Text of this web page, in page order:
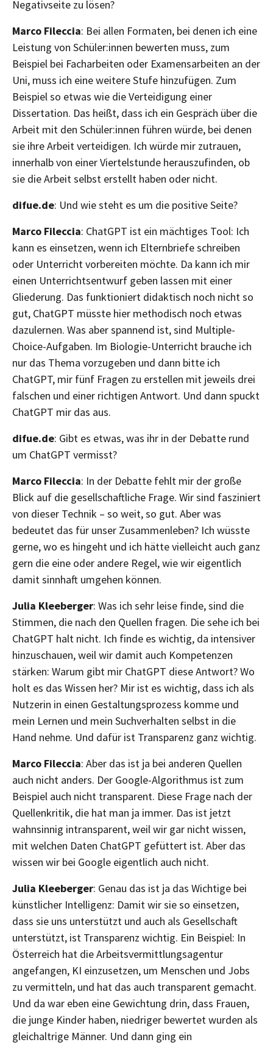
Negativseite zu lösen?
Marco Fileccia: Bei allen Formaten, bei denen ich eine
Leistung von Schüler:innen bewerten muss, zum
Beispiel bei Facharbeiten oder Examensarbeiten an der
Uni, muss ich eine weitere Stufe hinzufügen. Zum
Beispiel so etwas wie die Verteidigung einer
Dissertation. Das heißt, dass ich ein Gespräch über die
Arbeit mit den Schüler:innen führen würde, bei denen
sie ihre Arbeit verteidigen. Ich würde mir zutrauen,
innerhalb von einer Viertelstunde herauszufinden, ob
sie die Arbeit selbst erstellt haben oder nicht.
difue.de: Und wie steht es um die positive Seite?
Marco Fileccia: ChatGPT ist ein mächtiges Tool: Ich
kann es einsetzen, wenn ich Elternbriefe schreiben
oder Unterricht vorbereiten möchte. Da kann ich mir
einen Unterrichtsentwurf geben lassen mit einer
Gliederung. Das funktioniert didaktisch noch nicht so
gut, ChatGPT müsste hier methodisch noch etwas
dazulernen. Was aber spannend ist, sind Multiple-
Choice-Aufgaben. Im Biologie-Unterricht brauche ich
nur das Thema vorzugeben und dann bitte ich
ChatGPT, mir fünf Fragen zu erstellen mit jeweils drei
falschen und einer richtigen Antwort. Und dann spuckt
ChatGPT mir das aus.
difue.de: Gibt es etwas, was ihr in der Debatte rund
um ChatGPT vermisst?
Marco Fileccia: In der Debatte fehlt mir der große
Blick auf die gesellschaftliche Frage. Wir sind fasziniert
von dieser Technik – so weit, so gut. Aber was
bedeutet das für unser Zusammenleben? Ich wüsste
gerne, wo es hingeht und ich hätte vielleicht auch ganz
gern die eine oder andere Regel, wie wir eigentlich
damit sinnhaft umgehen können.
Julia Kleeberger: Was ich sehr leise finde, sind die
Stimmen, die nach den Quellen fragen. Die sehe ich bei
ChatGPT halt nicht. Ich finde es wichtig, da intensiver
hinzuschauen, weil wir damit auch Kompetenzen
stärken: Warum gibt mir ChatGPT diese Antwort? Wo
holt es das Wissen her? Mir ist es wichtig, dass ich als
Nutzerin in einen Gestaltungsprozess komme und
mein Lernen und mein Suchverhalten selbst in die
Hand nehme. Und dafür ist Transparenz ganz wichtig.
Marco Fileccia: Aber das ist ja bei anderen Quellen
auch nicht anders. Der Google-Algorithmus ist zum
Beispiel auch nicht transparent. Diese Frage nach der
Quellenkritik, die hat man ja immer. Das ist jetzt
wahnsinnig intransparent, weil wir gar nicht wissen,
mit welchen Daten ChatGPT gefüttert ist. Aber das
wissen wir bei Google eigentlich auch nicht.
Julia Kleeberger: Genau das ist ja das Wichtige bei
künstlicher Intelligenz: Damit wir sie so einsetzen,
dass sie uns unterstützt und auch als Gesellschaft
unterstützt, ist Transparenz wichtig. Ein Beispiel: In
Österreich hat die Arbeitsvermittlungsagentur
angefangen, KI einzusetzen, um Menschen und Jobs
zu vermitteln, und hat das auch transparent gemacht.
Und da war eben eine Gewichtung drin, dass Frauen,
die junge Kinder haben, niedriger bewertet wurden als
gleichaltrige Männer. Und dann ging ein